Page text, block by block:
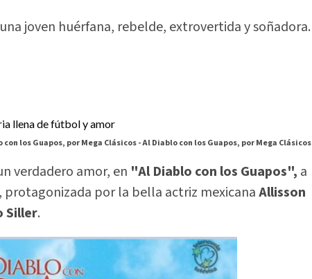
joven huérfana, rebelde, extrovertida y soñadora.
con los Guapos, por Mega Clásicos -Al Diablo con los Guapos, por Mega Clásicos
verdadero amor, en "Al Diablo con los Guapos", a
protagonizada por la bella actriz mexicanaAllisson
Siller.